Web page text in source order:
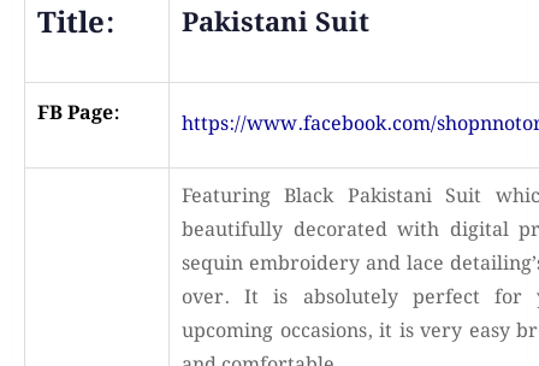
Title: Pakistani Suit
FB Page: https://www.facebook.com/
Featuring Black Pakistani Suit
beautifully decorated with digital
sequin embroidery and lace
over. It is absolutely perfect for
upcoming occasions, it is very easy